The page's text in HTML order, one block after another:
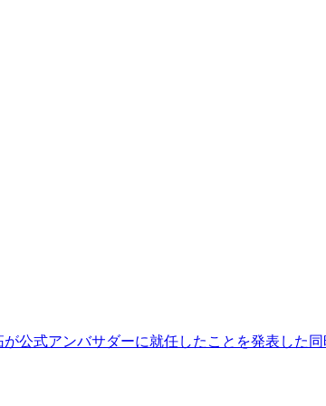
公式アンバサダーに就任したことを発表した